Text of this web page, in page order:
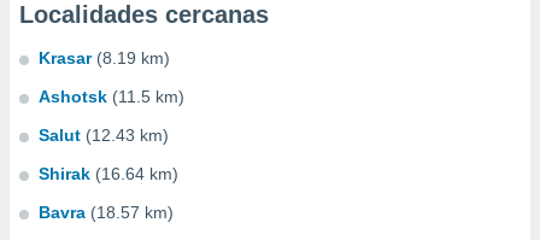
Localidades cercanas
Krasar (8.19 km)
Ashotsk (11.5 km)
Salut (12.43 km)
Shirak (16.64 km)
Bavra (18.57 km)